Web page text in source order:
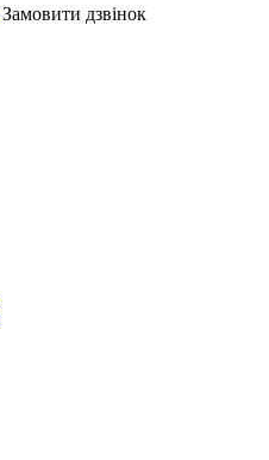
Замовити дзвінок